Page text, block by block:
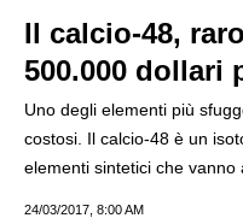
Il calcio-48,
500.000 dollari
Uno degli elementi più
costosi. Il calcio-48 è un
elementi sintetici che vanno
24/03/2017, 8:00 AM